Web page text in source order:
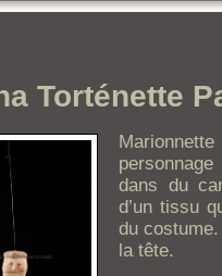
Torténette
dans du
d’un tissu
du
la tête.